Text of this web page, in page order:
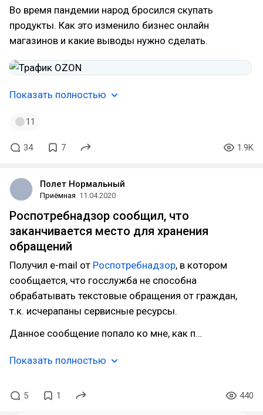
Во время пандемии народ бросился скупать
продукты. Как это изменило бизнес онлайн
магазинов и какие выводы нужно сделать.
Показать полностью
11
34 7 1.9K
Полет Нормальный
Приёмная 11.04.2020
Роспотребнадзор сообщил, что
заканчивается место для хранения
обращений
Получил e-mail от Роспотребнадзор, в котором
сообщается, что госслужба не способна
обрабатывать текстовые обращения от граждан,
т.к. исчерапаны сервисные ресурсы.
Данное сообщение попало ко мне, как п…
Показать полностью
5 1 440